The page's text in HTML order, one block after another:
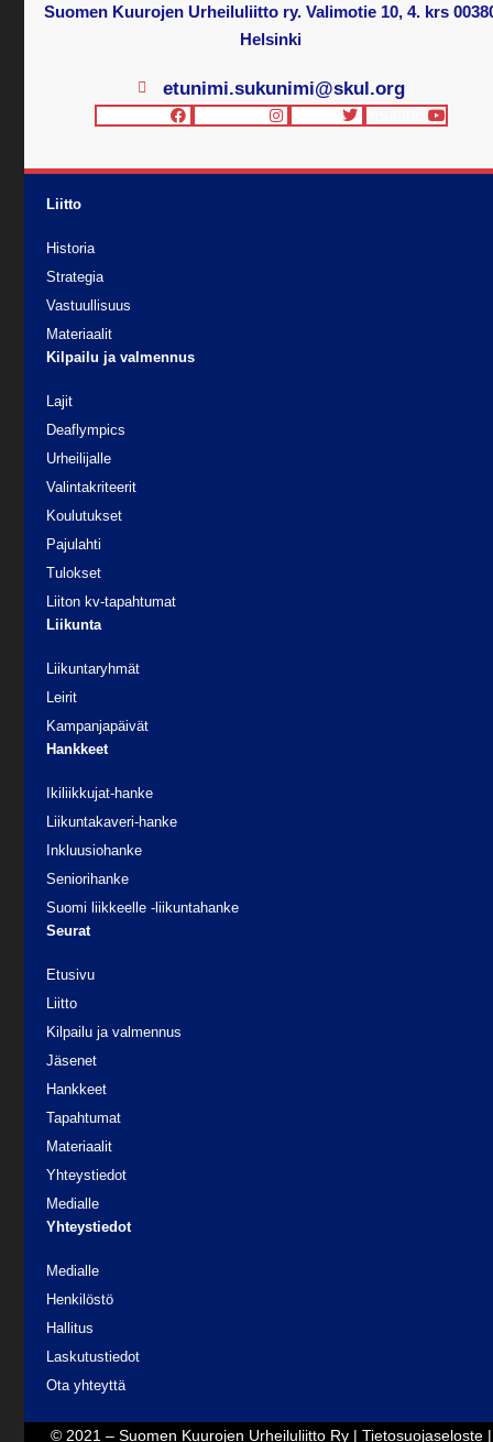
Suomen Kuurojen Urheiluliitto ry. Valimotie 10, 4. krs
Helsinki
etunimi.sukunimi@skul.org
Liitto
Historia
Strategia
Vastuullisuus
Materiaalit
Kilpailu ja valmennus
Lajit
Deaflympics
Urheilijalle
Valintakriteerit
Koulutukset
Pajulahti
Tulokset
Liiton kv-tapahtumat
Liikunta
Liikuntaryhmät
Leirit
Kampanjapäivät
Hankkeet
Ikiliikkujat-hanke
Liikuntakaveri-hanke
Inkluusiohanke
Seniorihanke
Suomi liikkeelle -liikuntahanke
Seurat
Etusivu
Liitto
Kilpailu ja valmennus
Jäsenet
Hankkeet
Tapahtumat
Materiaalit
Yhteystiedot
Medialle
Yhteystiedot
Medialle
Henkilöstö
Hallitus
Laskutustiedot
Ota yhteyttä
© 2021 – Suomen Kuurojen Urheiluliitto Ry | Tietosuojaseloste|